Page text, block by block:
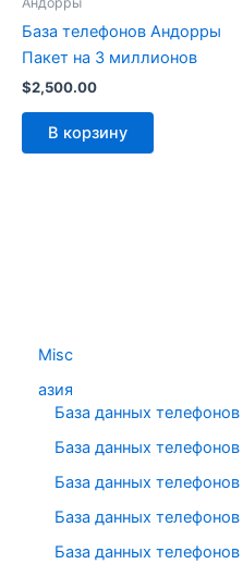
Misc
азия
База данных
База данных
База данных
База данных
База данных
База телефонов Андорры
Пакет на 3 миллионов
$2,500.00
В корзину